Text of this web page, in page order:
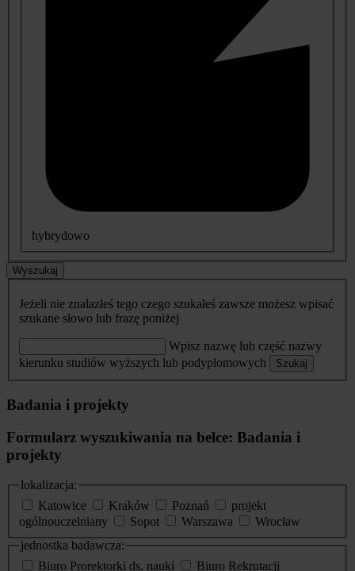
hybrydowo
Wyszukaj
Jeżeli nie znalazłeś tego czego szukałeś zawsze możesz wpisać
szukane słowo lub frazę poniżej
Wpisz nazwę lub część nazwy
kierunku studiów wyższych lub podyplomowych
Szukaj
Badania i projekty
Formularz wyszukiwania na belce: Badania i
projekty
lokalizacja:
Katowice
Kraków Poznań
projekt
ogólnouczelniany
Sopot Warszawa
Wrocław
jednostka badawcza:
Biuro Prorektorki ds. nauki
Biuro Rekrutacji